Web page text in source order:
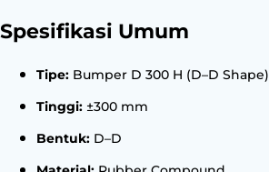
Spesifikasi Umum
Tipe: Bumper D 300 H (D–D Shape)
Tinggi: ±300 mm
Bentuk: D–D